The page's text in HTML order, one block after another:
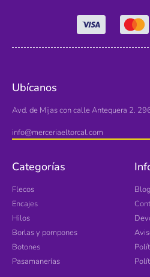
Ubícanos
Avd. de Mijas con calle Antequera 2.
info@merceriaeltorcal.com
Categorías
Flecos
Encajes
Hilos
Borlas y pompones
Botones
Pasamanerías
Blog